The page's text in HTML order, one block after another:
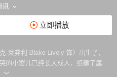
讯
立即播放
·莱弗利 Blake Lively 饰）出生了，
的小婴儿已经长大成人，组建了属于
，就在这人生中最幸福的时刻，一场